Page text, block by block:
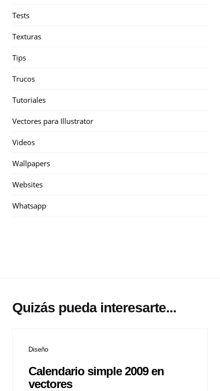
Tests
Texturas
Tips
Trucos
Tutoriales
Vectores para Illustrator
Videos
Wallpapers
Websites
Whatsapp
Quizás pueda interesarte...
Diseño
Calendario simple 2009 en
vectores